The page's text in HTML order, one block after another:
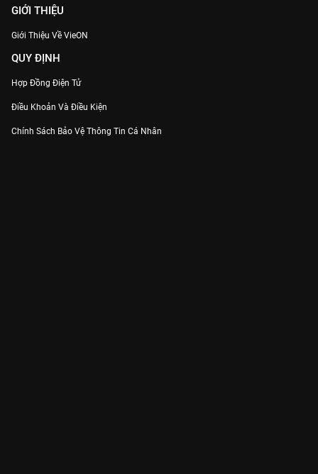
GIỚI THIỆU
Giới Thiệu Về VieON
QUY ĐỊNH
Hợp Đồng Điện Tử
Điều Khoản Và Điều Kiện
Chính Sách Bảo Vệ Thông Tin Cá Nhân